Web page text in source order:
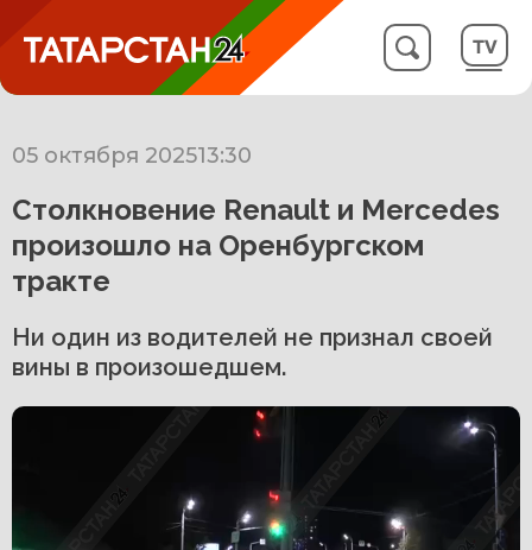
05 октября 202513:30
Столкновение Renault и Mercedes
произошло на Оренбургском
тракте
Ни один из водителей не признал своей
вины в произошедшем.